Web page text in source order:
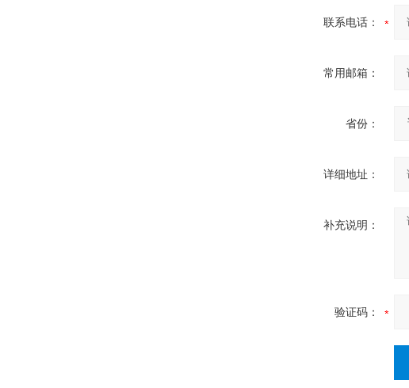
联系电话：
常用邮箱：
省份：
详细地址：
补充说明：
验证码：